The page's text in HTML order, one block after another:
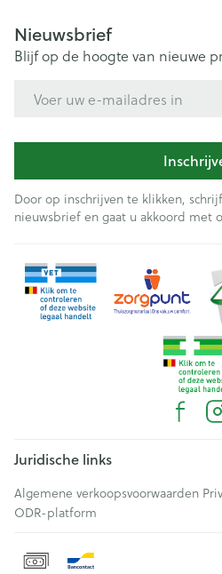
Nieuwsbrief
Blijf op de hoogte van nieuwe
Door op inschrijven te klikken,
nieuwsbrief en gaat u akkoord met
Juridische links
Algemene verkoopsvoorwaarden
ODR-platform